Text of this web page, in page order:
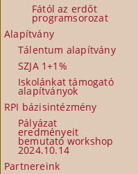
Fától az erdőt
programsorozat
Alapítvány
Tálentum alapítvány
SZJA 1+1%
Iskolánkat támogató
alapítványok
RPI bázisintézmény
Pályázat
eredményeit
bemutató workshop
2024.10.14
Partnereink